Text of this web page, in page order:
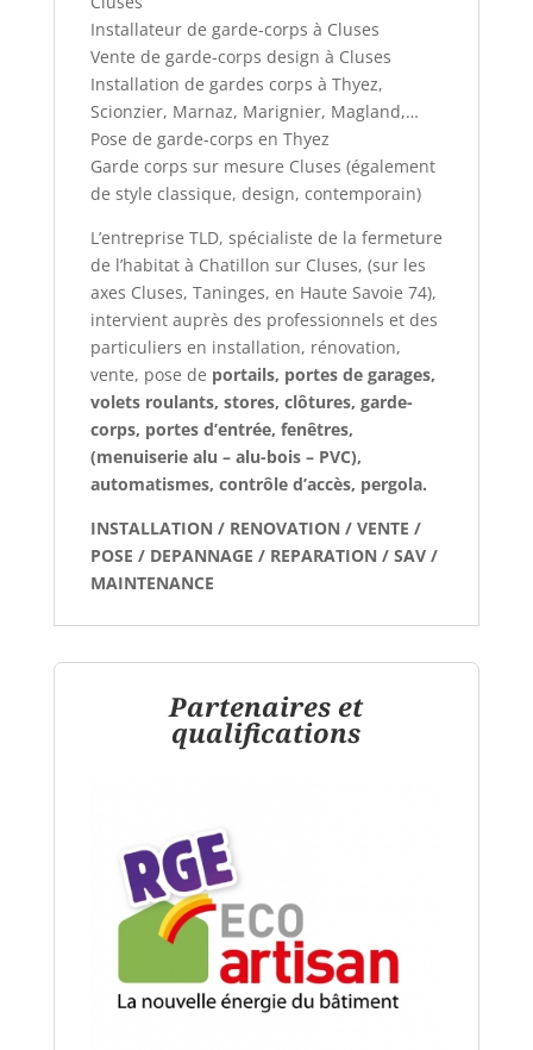
Installateur de garde-corps à Cluses
Vente de garde-corps design à Cluses
Installation de gardes corps à Thyez,
Scionzier, Marnaz, Marignier, Magland,…
Pose de garde-corps en Thyez
Garde corps sur mesure Cluses (également
de style classique, design, contemporain)
L’entreprise TLD, spécialiste de la fermeture
de l’habitat à Chatillon sur Cluses, (sur les
axes Cluses, Taninges, en Haute Savoie 74),
intervient auprès des professionnels et des
particuliers en installation, rénovation,
vente, pose de portails, portes de garages,
volets roulants, stores, clôtures, garde-
corps, portes d’entrée, fenêtres,
(menuiserie alu – alu-bois – PVC),
automatismes, contrôle d’accès, pergola.
INSTALLATION / RENOVATION / VENTE /
POSE / DEPANNAGE / REPARATION / SAV /
MAINTENANCE
Partenaires et
qualifications